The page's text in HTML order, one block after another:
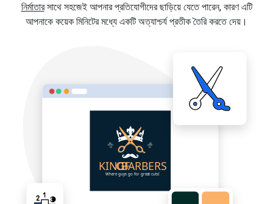
নির্মাতারসাথে সহজেই আপনার প্রতিযোগীদের ছাড়িয়ে যেতে পারেন, কারণ এটি
আপনাকে কয়েক মিনিটের মধ্যে একটি অত্যাশ্চর্য প্রতীক তৈরি করতে দেয়।